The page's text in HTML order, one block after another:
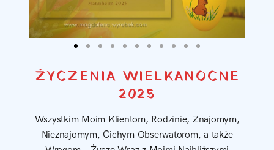
ŻYCZENIA WIELKANOCNE
2025
Wszystkim Moim Klientom, Rodzinie, Znajomym,
Nieznajomym, Cichym Obserwatorom, a także